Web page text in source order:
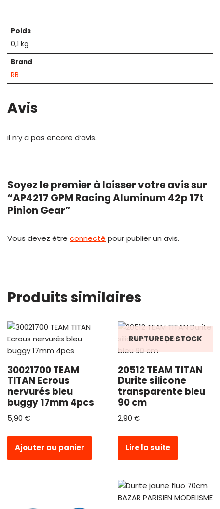
Poids
0,1 kg
Brand
RB
Avis
Il n’y a pas encore d’avis.
Soyez le premier à laisser votre avis sur
“AP4217 GPM Racing Aluminum 42p 17t
Pinion Gear”
Vous devez être connecté pour publier un avis.
Produits similaires
30021700 TEAM
TITAN Ecrous
nervurés bleu
buggy 17mm 4pcs
5,90 €
Ajouter au panier
RUPTURE DE STOCK
20512 TEAM TITAN
Durite silicone
transparente bleu
90 cm
2,90 €
Lire la suite